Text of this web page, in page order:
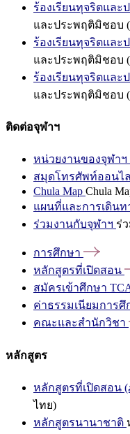
ร้องเรียนทุจริตแล
และประพฤติมิชอบ
ร้องเรียนทุจริตแล
และประพฤติมิชอบ
ร้องเรียนทุจริตแล
และประพฤติมิชอบ
ติดต่อจุฬาฯ
หน่วยงานของจุฬาฯ
สมุดโทรศัพท์ออนไ
Chula Map Chula
แผนที่และการเดินท
ร่วมงานกับจุฬาฯ ร่
การศึกษา
หลักสูตรที่เปิดสอน
สมัครเข้าศึกษา
ค่าธรรมเนียมการศึ
คณะและสำนักวิชา
หลักสูตร
หลักสูตรที่เปิดสอน
ไทย)
หลักสูตรนานาชาติ